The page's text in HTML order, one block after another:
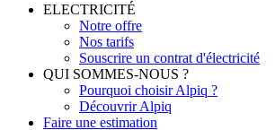
ELECTRICITÉ
Notre offre
Nos tarifs
Souscrire un contrat d'électricité
QUI SOMMES-NOUS ?
Pourquoi choisir Alpiq ?
Découvrir Alpiq
Faire une estimation